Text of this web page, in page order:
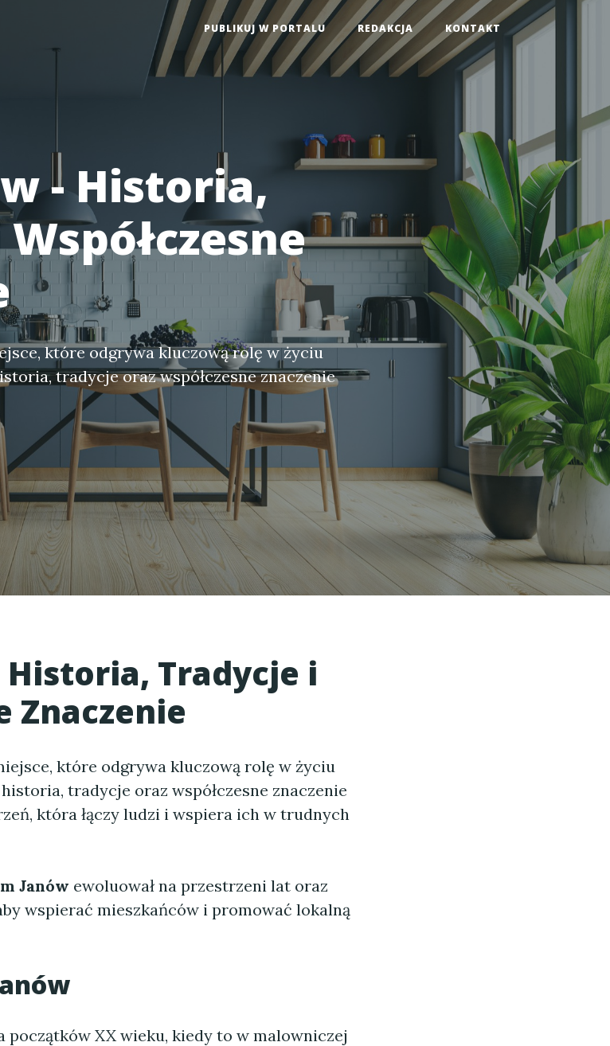
PUBLIKUJ W PORTALU REDAKCJA KONTAKT
- Historia,
które odgrywa kluczową rolę w życiu
tradycje oraz współczesne znaczenie
Historia, Tradycje i
Znaczenie
które odgrywa kluczową rolę w życiu
tradycje oraz współczesne znaczenie
która łączy ludzi i wspiera ich w trudnych
Janów ewoluował na przestrzeni lat oraz
wspierać mieszkańców i promować lokalną
początków XX wieku, kiedy to w malowniczej